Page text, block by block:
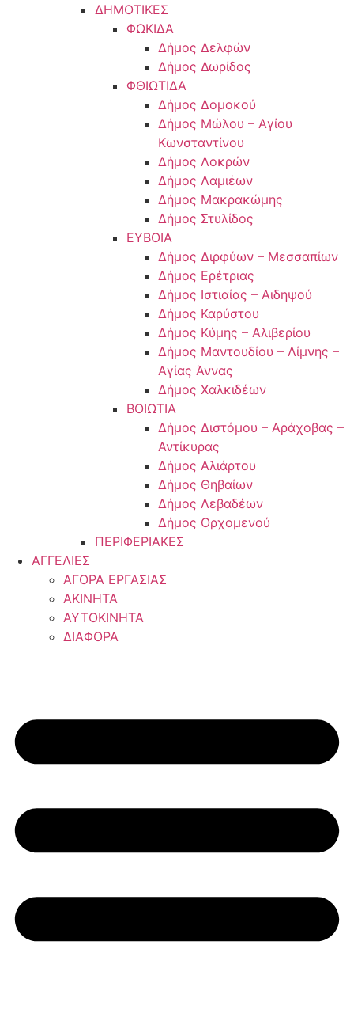
ΔΗΜΟΤΙΚΕΣ
ΦΩΚΙΔΑ
Δήμος Δελφών
Δήμος Δωρίδος
ΦΘΙΩΤΙΔΑ
Δήμος Δομοκού
Δήμος Μώλου – Αγίου
Κωνσταντίνου
Δήμος Λοκρών
Δήμος Λαμιέων
Δήμος Μακρακώμης
Δήμος Στυλίδος
ΕΥΒΟΙΑ
Δήμος Διρφύων – Μεσσαπίων
Δήμος Ερέτριας
Δήμος Ιστιαίας – Αιδηψού
Δήμος Καρύστου
Δήμος Κύμης – Αλιβερίου
Δήμος Μαντουδίου – Λίμνης –
Αγίας Άννας
Δήμος Χαλκιδέων
ΒΟΙΩΤΙΑ
Δήμος Διστόμου – Αράχοβας –
Αντίκυρας
Δήμος Αλιάρτου
Δήμος Θηβαίων
Δήμος Λεβαδέων
Δήμος Ορχομενού
ΠΕΡΙΦΕΡΙΑΚΕΣ
ΑΓΓΕΛΙΕΣ
ΑΓΟΡΑ ΕΡΓΑΣΙΑΣ
ΑΚΙΝΗΤΑ
ΑΥΤΟΚΙΝΗΤΑ
ΔΙΑΦΟΡΑ